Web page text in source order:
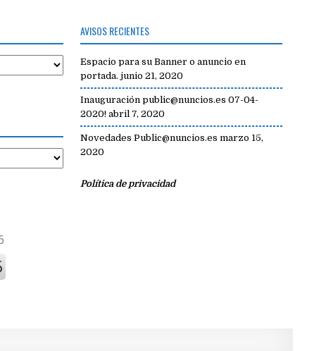
AVISOS RECIENTES
Espacio para su Banner o anuncio en
portada. junio 21, 2020
Inauguración public@nuncios.es 07-04-
2020! abril 7, 2020
Novedades Public@nuncios.es marzo 15,
2020
Política de privacidad